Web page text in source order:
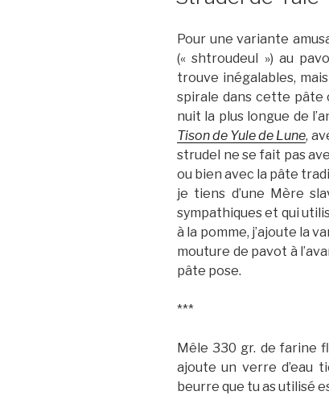
Pour une variante
(« shtroudeul ») au
trouve inégalables,
spirale dans cette pâte
nuit la plus longue de
Tison de Yule de Lune,
strudel ne se fait pas
ou bien avec la pâte
je tiens d’une Mère
sympathiques et qui
à la pomme, j’ajoute la
mouture de pavot à
pâte pose.
***
Mêle 330 gr. de farine
ajoute un verre d’eau
beurre que tu as utilisé